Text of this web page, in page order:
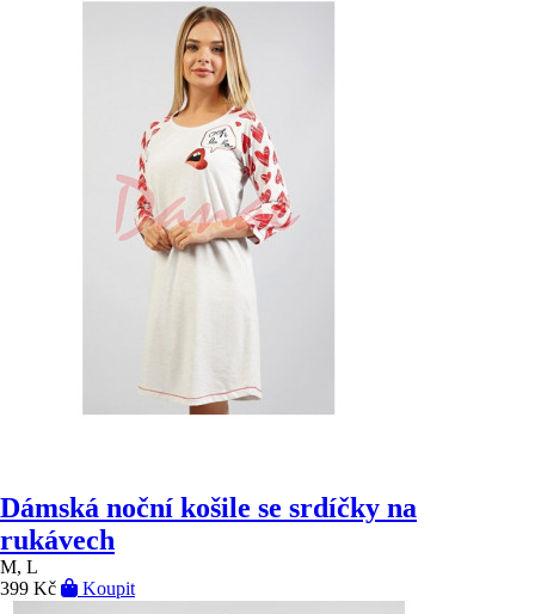
Dámská noční košile se srdíčky na
rukávech
M, L
399 Kč
Koupit